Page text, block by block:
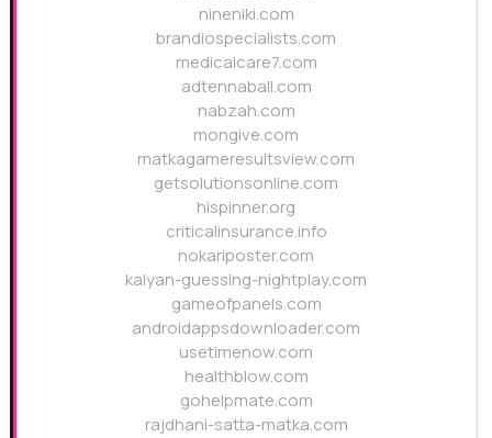
nineniki.com
brandiospecialists.com
medicalcare7.com
adtennaball.com
nabzah.com
mongive.com
matkagameresultsview.com
getsolutionsonline.com
hispinner.org
criticalinsurance.info
nokariposter.com
kalyan-guessing-nightplay.com
gameofpanels.com
androidappsdownloader.com
usetimenow.com
healthblow.com
gohelpmate.com
rajdhani-satta-matka.com